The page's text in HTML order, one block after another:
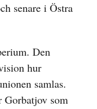
senare i Östra
Den
hur
samlas.
som